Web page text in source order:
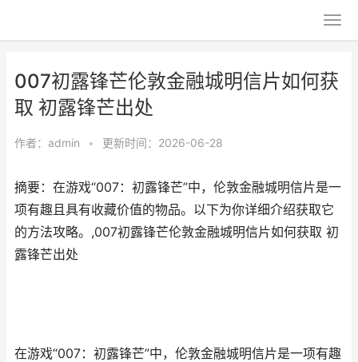
007初露锋芒伦敦金融城明信片如何获
取 初露锋芒出处
作者： admin • 更新时间：2026-06-28
摘要：在游戏“007：初露锋芒”中，伦敦金融城明信片是一
项有趣且具有收藏价值的物品。以下为你详细介绍获取它
的方法攻略。,007初露锋芒伦敦金融城明信片如何获取 初
露锋芒出处
在游戏“007：初露锋芒”中，伦敦金融城明信片是一项有趣